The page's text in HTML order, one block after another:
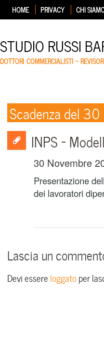
HOME PRIVACY CHI
STUDIO RUSSI
DOTTORI COMMERCIALISTI –
Scadenza del
INPS –
30 Novembre
Presentazione
dei lavoratori
Lascia un
Devi essere loggatoper